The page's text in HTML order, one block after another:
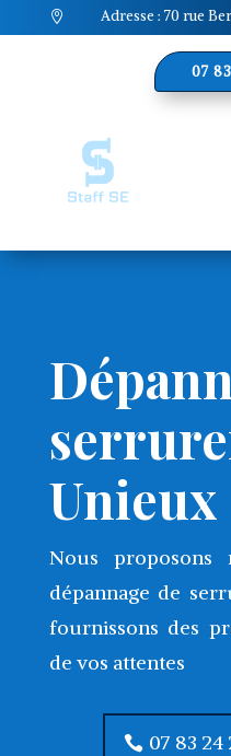
 Adresse : 70 rue
07
Unieux
Nous
dépannage de
fournissons des
de vos attentes
07 83 24